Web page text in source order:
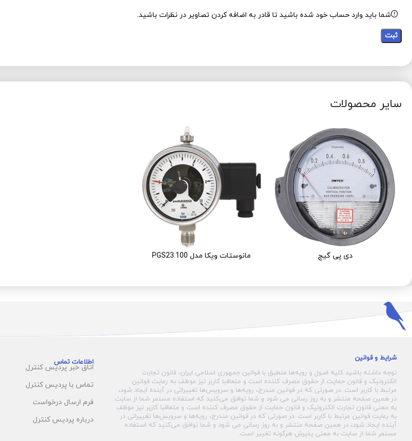
شما باید وارد حساب خود شده باشید تا قادر به اضافه کردن تصاویر در نظرات باشید.
سایر محصولات
دی پی گیج مانوستات ويکا مدل PGS23.100
شرایط و قوانین
توجه داشته باشید کلیه اصول و رویه‏‌ها منطبق با قوانین جمهوری اسلامی ایران، قانون تجارت
الکترونیک و قانون حمایت از حقوق مصرف کننده است و متعاقبا کاربر نیز موظف به رعایت قوانین
مرتبط با کاربر است. در صورتی که در قوانین مندرج، رویه‏‌ها و سرویس‏‌ها تغییراتی در آینده ایجاد شود،
در همین صفحه منتشر و به روز رسانی می شود و شما توافق می‏‌کنید که استفاده مستمر شما از سایت
به معنی قانون تجارت الکترونیک و قانون حمایت از حقوق مصرف کننده است و متعاقبا کاربر نیز موظف
به رعایت قوانین مرتبط با کاربر است. در صورتی که در قوانین مندرج، رویه‏‌ها و سرویس‏‌ها تغییراتی در
آینده ایجاد شود، در همین صفحه منتشر و به روز رسانی می شود و شما توافق می‏‌کنید که استفاده
مستمر شما از سایت به معنی پذیرش هرگونه تغییر است.
اطلاعات تماس
اتاق خبر پردیس کنترل
تماس با پردیس کنترل
فرم ارسال درخواست
درباره پردیس کنترل